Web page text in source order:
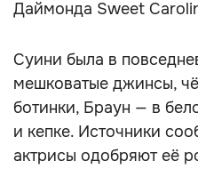
Даймонда Sweet
Суини была в
мешковатые джинсы,
ботинки, Браун — в
и кепке. Источники
актрисы одобряют её